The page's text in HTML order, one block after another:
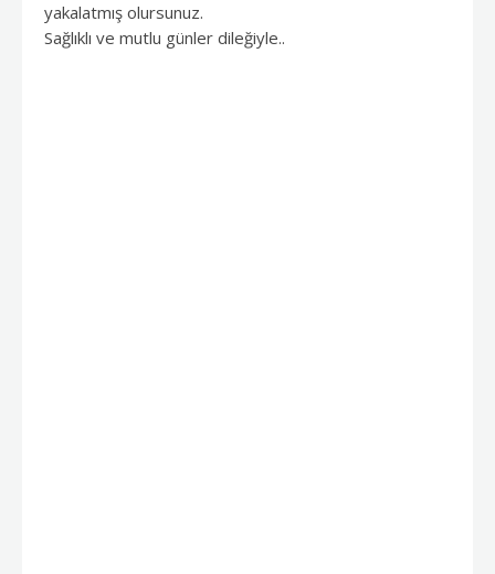
yakalatmış olursunuz.
Sağlıklı ve mutlu günler dileğiyle..